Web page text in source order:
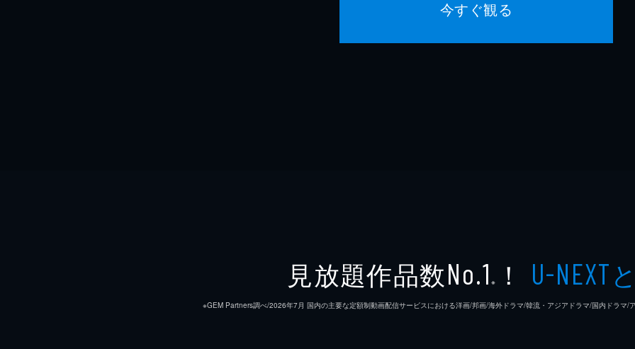
今すぐ観る
見放題作品数No.1 ※ ！ U-NEXT
※GEM Partners調べ/2026年7⽉ 国内の主要な定額制動画配信サービスにおける洋画/邦画/海外ドラマ/韓流・アジアドラマ/国内ドラマ/